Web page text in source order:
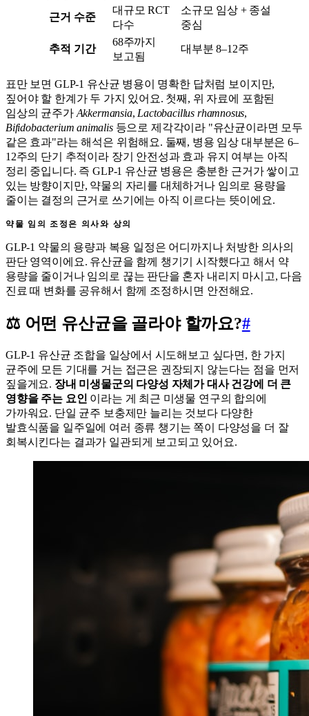
근거 수준
대규모 RCT
다수
소규모 임상 + 종설
중심
추적 기간
68주까지
보고됨
대부분 8–12주
표만 보면 GLP-1 유산균 병용이 명확한 답처럼 보이지만,
짚어야 할 한계가 두 가지 있어요. 첫째, 위 자료에 포함된
임상의 균주가 Akkermansia, Lactobacillus rhamnosus,
Bifidobacterium animalis등으로 제각각이라 "유산균이라면 모두
같은 효과"라는 해석은 위험해요. 둘째, 병용 임상 대부분은 6–
12주의 단기 추적이라 장기 안전성과 효과 유지 여부는 아직
정리 중입니다. 즉 GLP-1 유산균 병용은 충분한 근거가 쌓이고
있는 방향이지만, 약물의 자리를 대체하거나 임의로 용량을
줄이는 결정의 근거로 쓰기에는 아직 이르다는 뜻이에요.
약물 임의 조정은 의사와 상의
GLP-1 약물의 용량과 복용 일정은 어디까지나 처방한 의사의
판단 영역이에요. 유산균을 함께 챙기기 시작했다고 해서 약
용량을 줄이거나 임의로 끊는 판단을 혼자 내리지 마시고, 다음
진료 때 변화를 공유해서 함께 조정하시면 안전해요.
⚖️ 어떤 유산균을 골라야 할까요?#
GLP-1 유산균 조합을 일상에서 시도해보고 싶다면, 한 가지
균주에 모든 기대를 거는 접근은 권장되지 않는다는 점을 먼저
짚을게요. 장내 미생물군의 다양성 자체가 대사 건강에 더 큰
영향을 주는 요인 이라는 게 최근 미생물 연구의 합의에
가까워요. 단일 균주 보충제만 늘리는 것보다 다양한
발효식품을 일주일에 여러 종류 챙기는 쪽이 다양성을 더 잘
회복시킨다는 결과가 일관되게 보고되고 있어요.